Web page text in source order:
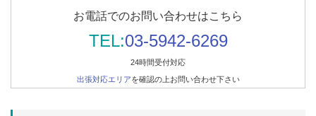
お電話でのお問い合わせはこちら
TEL:03-5942-6269
24時間受付対応
出張対応エリアを確認の上お問い合わせ下さい